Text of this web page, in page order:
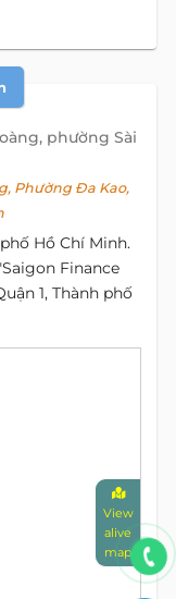
phường Sài
Phường Đa Kao,
Hồ Chí Minh.
Finance
1, Thành phố
View
alive
map